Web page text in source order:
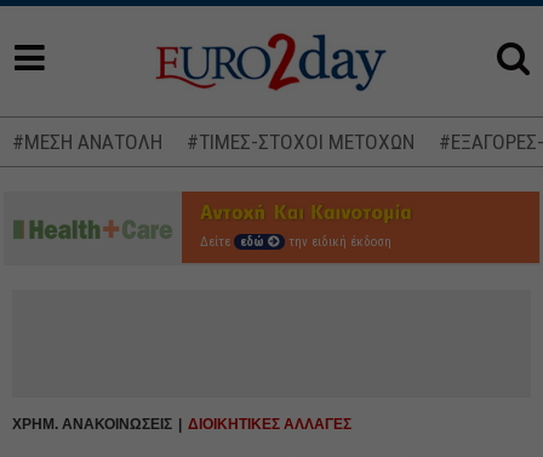
#ΜΕΣΗ ΑΝΑΤΟΛΗ #ΤΙΜΕΣ-ΣΤΟΧΟΙ ΜΕΤΟΧΩΝ
Δείτε εδώ την ειδική έκδοση
ΧΡΗΜ. ΑΝΑΚΟΙΝΩΣΕΙΣ ΔΙΟΙΚΗΤΙΚΕΣ ΑΛΛΑΓΕΣ